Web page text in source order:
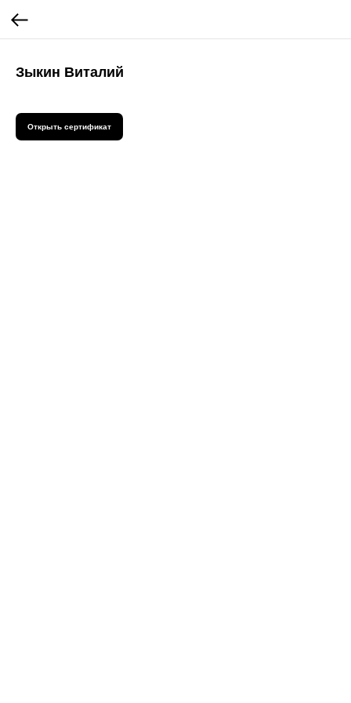
Зыкин Виталий
Открыть сертификат